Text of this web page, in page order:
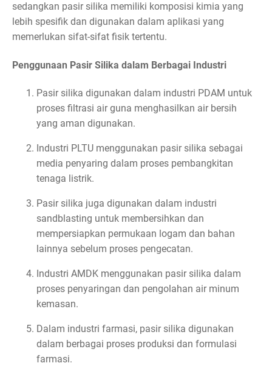
sedangkan pasir silika memiliki komposisi kimia yang
lebih spesifik dan digunakan dalam aplikasi yang
memerlukan sifat-sifat fisik tertentu.
Penggunaan Pasir Silika dalam Berbagai Industri
Pasir silika digunakan dalam industri PDAM untuk
proses filtrasi air guna menghasilkan air bersih
yang aman digunakan.
Industri PLTU menggunakan pasir silika sebagai
media penyaring dalam proses pembangkitan
tenaga listrik.
Pasir silika juga digunakan dalam industri
sandblasting untuk membersihkan dan
mempersiapkan permukaan logam dan bahan
lainnya sebelum proses pengecatan.
Industri AMDK menggunakan pasir silika dalam
proses penyaringan dan pengolahan air minum
kemasan.
Dalam industri farmasi, pasir silika digunakan
dalam berbagai proses produksi dan formulasi
farmasi.